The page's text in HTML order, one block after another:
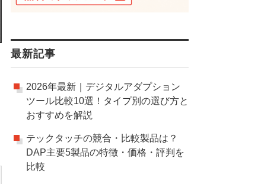
最新記事
2026年最新｜デジタルアダプション
ツール比較10選！タイプ別の選び方と
おすすめを解説
テックタッチの競合・比較製品は？
DAP主要5製品の特徴・価格・評判を
比較